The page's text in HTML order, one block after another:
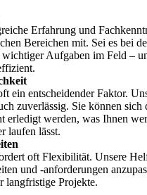
Erfahrung und
Bereichen mit. Sei es bei
Aufgaben im Feld –
ein entscheidender Faktor.
zuverlässig. Sie können sich
erledigt werden, was Ihnen
laufen lässt.
oft Flexibilität. Unsere
und -anforderungen
langfristige Projekte.